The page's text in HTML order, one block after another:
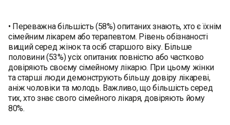
• Переважна більшість (58%) опитаних знають, хто є їхнім
сімейним лікарем або терапевтом. Рівень обізнаності
вищий серед жінок та осіб старшого віку. Більше
половини (53%) усіх опитаних повністю або частково
довіряють своєму сімейному лікарю. При цьому жінки
та старші люди демонструють більшу довіру лікареві,
аніж чоловіки та молодь. Важливо, що більшість серед
тих, хто знає свого сімейного лікаря, довіряють йому
80%.